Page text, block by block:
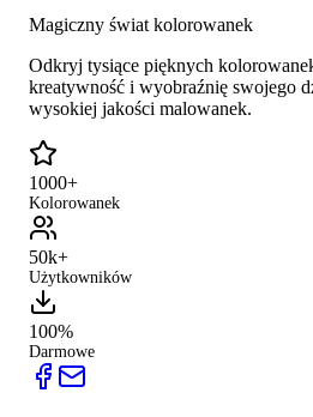
Magiczny świat kolorowanek
Odkryj tysiące pięknych
kreatywność i wyobraźnię swojego
wysokiej jakości malowanek.
1000+
Kolorowanek
50k+
Użytkowników
100%
Darmowe